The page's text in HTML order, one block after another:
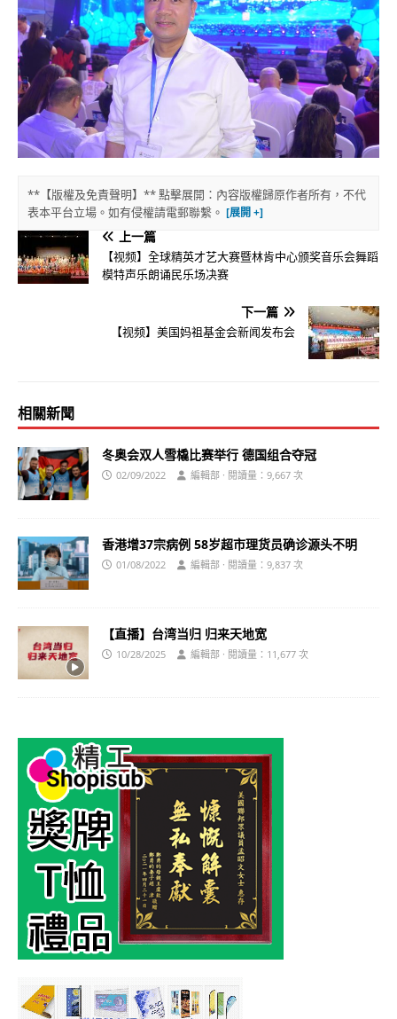
**【版權及免責聲明】** 點擊展開：內容版權歸原作者所有，不代
表本平台立場。如有侵權請電郵聯繫。
上一篇
【视频】全球精英才艺大赛暨林肯中心颁奖音乐会舞蹈
模特声乐朗诵民乐场决赛
下一篇
【视频】美国妈祖基金会新闻发布会
相關新聞
冬奥会双人雪橇比赛举行 德国组合夺冠
02/09/2022 編輯部 · 閱讀量：9,667 次
香港增37宗病例 58岁超市理货员确诊源头不明
01/08/2022 編輯部 · 閱讀量：9,837 次
【直播】台湾当归 归来天地宽
10/28/2025 編輯部 · 閱讀量：11,677 次